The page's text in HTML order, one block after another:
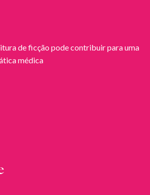
de ficção pode contribuir para uma
médica